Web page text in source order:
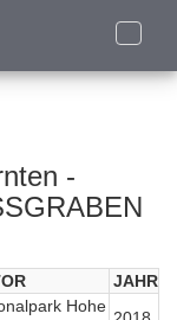
Toggle
-
JAHR
Hohe